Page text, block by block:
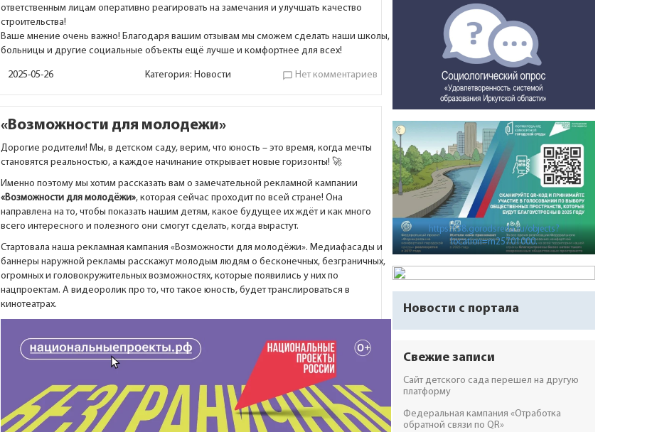
ответственным лицам оперативно реагировать на замечания и улучшать качество
строительства!
Ваше мнение очень важно! Благодаря вашим отзывам мы сможем сделать наши школы,
больницы и другие социальные объекты ещё лучше и комфортнее для всех!
2025-05-26 Категория: Новости chat_bubble_outline Нет комментариев
«Возможности для молодежи»
Дорогие родители! Мы, в детском саду, верим, что юность – это время, когда мечты
становятся реальностью, а каждое начинание открывает новые горизонты! 🚀
Именно поэтому мы хотим рассказать вам о замечательной рекламной кампании
«Возможности для молодёжи», которая сейчас проходит по всей стране! Она
направлена на то, чтобы показать нашим детям, какое будущее их ждёт и как много
всего интересного и полезного они смогут сделать, когда вырастут.
Стартовала наша рекламная кампания «Возможности для молодёжи». Медиафасады и
баннеры наружной рекламы расскажут молодым людям о бесконечных, безграничных,
огромных и головокружительных возможностях, которые появились у них по
нацпроектам. А видеоролик про то, что такое юность, будет транслироваться в
кинотеатрах.
https://38.gorodsreda.ru/objects?
location=m25701000.
Новости с портала
Свежие записи
Сайт детского сада перешел на другую
платформу
Федеральная кампания «Отработка
обратной связи по QR»